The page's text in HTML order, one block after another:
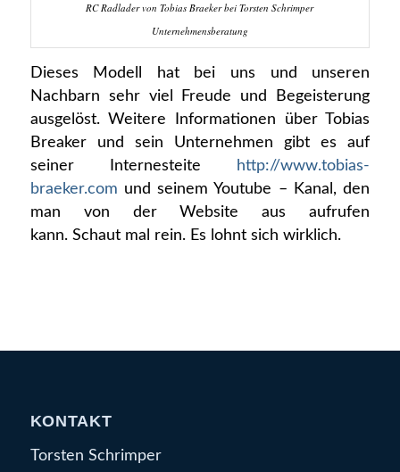
RC Radlader von Tobias Braeker bei Torsten Schrimper
Unternehmensberatung
Dieses Modell hat bei uns und unseren
Nachbarn sehr viel Freude und Begeisterung
ausgelöst. Weitere Informationen über Tobias
Breaker und sein Unternehmen gibt es auf
seiner Internesteite
http://www.tobias-
braeker.com und seinem Youtube – Kanal, den
man von der Website aus aufrufen
kann. Schaut mal rein. Es lohnt sich wirklich.
KONTAKT
Torsten Schrimper